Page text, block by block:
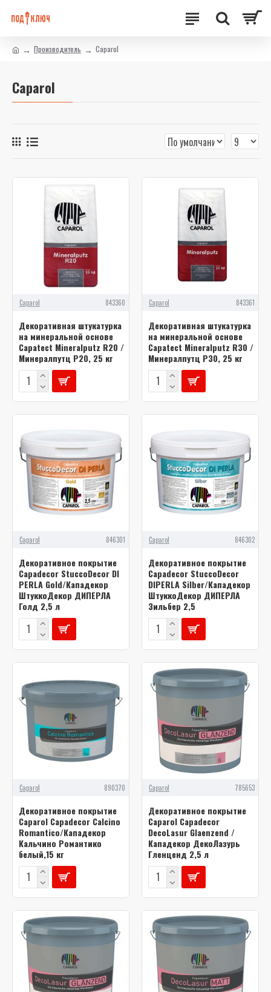
Производитель Caparol
Caparol
Caparol 843360
Декоративная штукатурка
на минеральной основе
Capatect Mineralputz R20 /
Минералпутц Р20, 25 кг
Caparol 843361
Декоративная штукатурка
на минеральной основе
Capatect Mineralputz R30 /
Минералпутц Р30, 25 кг
Caparol 846301
Декоративное покрытие
Capadecor StuccoDecor DI
PERLA Gold/Кападекор
ШтуккоДекор ДИПЕРЛА
Голд 2,5 л
Caparol 846302
Декоративное покрытие
Capadecor StuccoDecor
DIPERLA Silber/Кападекор
ШтуккоДекор ДИПЕРЛА
Зильбер 2,5
Caparol 890370
Декоративное покрытие
Caparol Capadecor Calcino
Romantico/Кападекор
Кальчино Романтико
белый,15 кг
Caparol 785653
Декоративное покрытие
Caparol Capadecor
DecoLasur Glaenzend /
Кападекор ДекоЛазурь
Гленценд 2,5 л